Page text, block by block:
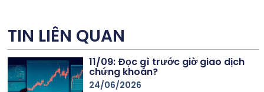
TIN LIÊN QUAN
11/09: Đọc gì trước giờ giao dịch
chứng khoán?
24/06/2026